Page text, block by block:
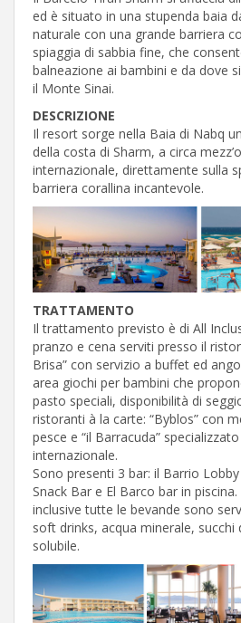
ed è situato in una stupenda baia
naturale con una grande barriera
spiaggia di sabbia fine, che
balneazione ai bambini e da dove
il Monte Sinai.
DESCRIZIONE
Il resort sorge nella Baia di Nabq
della costa di Sharm, a circa
internazionale, direttamente sulla
barriera corallina incantevole.
TRATTAMENTO
Il trattamento previsto è di All
pranzo e cena serviti presso il
Brisa” con servizio a buffet ed
area giochi per bambini che
pasto speciali, disponibilità di
ristoranti à la carte: “Byblos” con
pesce e “il Barracuda”
internazionale.
Sono presenti 3 bar: il Barrio
Snack Bar e El Barco bar in
inclusive tutte le bevande sono
soft drinks, acqua minerale,
solubile.